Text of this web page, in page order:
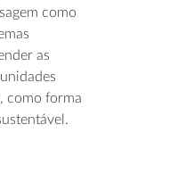
como
as
como forma